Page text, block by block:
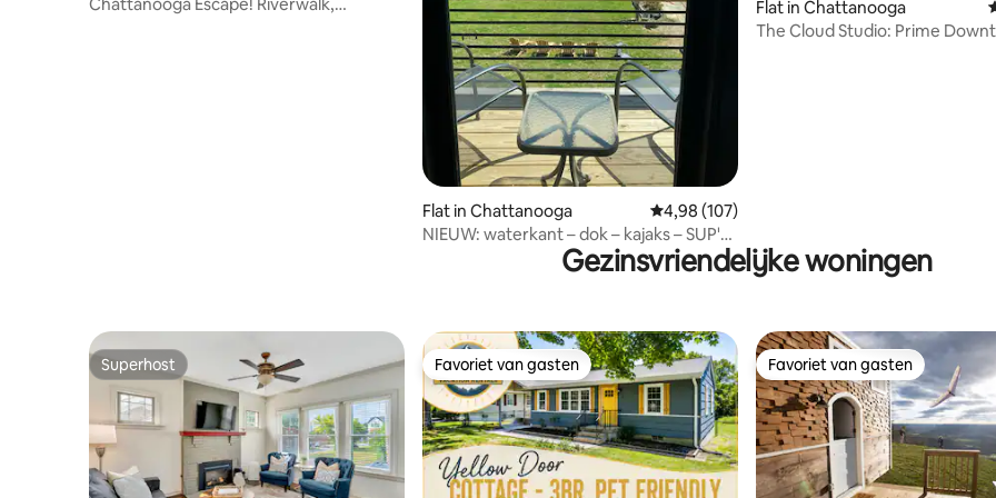
Flat in Chattanooga Gemiddelde beoordeling van 4,98 op 5, 107
4,98 (107)
NIEUW: waterkant – dok – kajaks – SUP's
Flat in Chattanooga
The Cloud Studio: Prime
Gezinsvriendelijke woningen
Superhost
Superhost Favoriet van gasten
Favoriet van gasten Favoriet van gasten
Favoriet van gasten